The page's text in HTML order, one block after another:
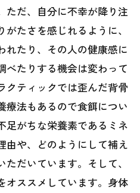
ただ、自分に不幸が降り注
たさを感じれるように、
れたり、その人の健康感に
べたりする機会は変わって
クティックでは歪んだ背骨
療法もあるので食餌につい
足がちな栄養素であるミネ
由や、どのようにして補え
だいています。そして、
オススメしています。身体